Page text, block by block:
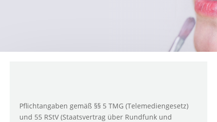
Pflichtangaben gemäß §§ 5 TMG (Telemediengesetz)
und 55 RStV (Staatsvertrag über Rundfunk und